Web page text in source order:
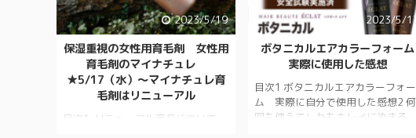
2023/5/19
保湿重視の女性用育毛剤 女性用
育毛剤のマイナチュレ
★5/17（水）〜マイナチュレ育
毛剤はリニューアル
目次1 リニューアル商品について
2023/5/17
ボタニカルエアカラーフォーム
実際に使用した感想
目次1 ボタニカルエアカラーフォー
ム 実際に自分で使用した感想2 何
回も使えてしかもキレイに染まる